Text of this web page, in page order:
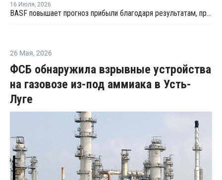
16 Июля, 2026
BASF повышает прогноз прибыли благодаря результатам, превзошедшим ожидания
26 Мая, 2026
ФСБ обнаружила взрывные устройства
на газовозе из-под аммиака в Усть-
Луге